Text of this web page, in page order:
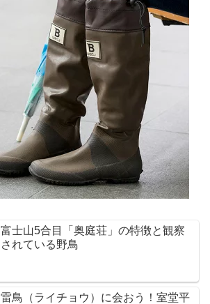
富士山5合目「奥庭荘」の特徴と観察
されている野鳥
雷鳥（ライチョウ）に会おう！室堂平